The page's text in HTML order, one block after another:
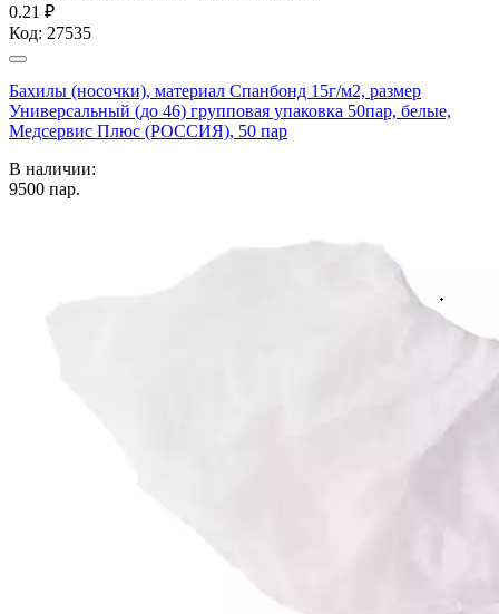
0.21 ₽
Код: 27535
Бахилы (носочки), материал Спанбонд 15г/м2, размер
Универсальный (до 46) групповая упаковка 50пар, белые,
Медсервис Плюс (РОССИЯ), 50 пар
В наличии:
9500 пар.